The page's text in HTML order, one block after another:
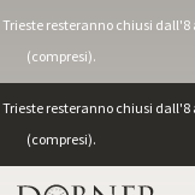
resteranno chiusi dall'8
(compresi).
resteranno chiusi dall'8
(compresi).